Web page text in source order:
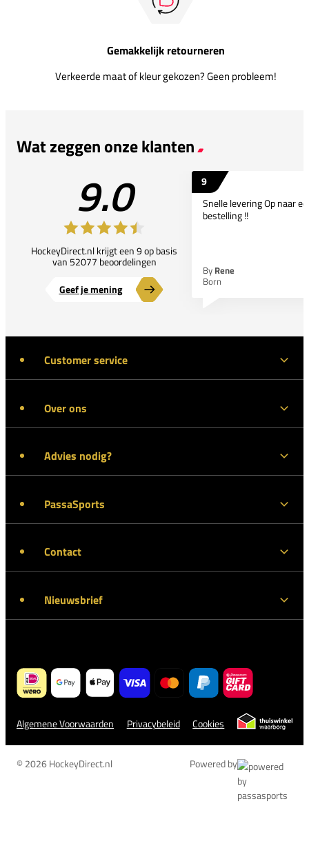
Gemakkelijk retourneren
Verkeerde maat of kleur gekozen? Geen probleem!
Wat zeggen onze klanten
9.0
HockeyDirect.nl krijgt een 9 op basis
van 52077 beoordelingen
Geef je mening
9
Snelle levering Op naar
bestelling !!
By Rene
Born
Customer service
Over ons
Advies nodig?
PassaSports
Contact
Nieuwsbrief
Algemene Voorwaarden Privacybeleid Cookies
© 2026 HockeyDirect.nl Powered by